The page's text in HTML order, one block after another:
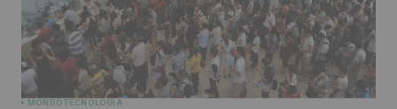
MONDOTECNOLOGIA